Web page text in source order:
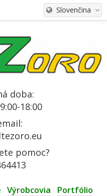
Slovenčina
doba:
18:00
pomoc?
Výrobcovia
Portfólio